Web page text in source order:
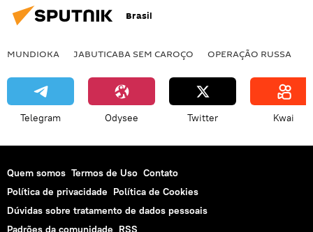
Brasil
MUNDIOKA JABUTICABA SEM CAROÇO OPERAÇÃO RUSSA
Telegram Odysee Twitter Kwai
Quem somos Termos de Uso Contato
Política de privacidade Política de Cookies
Dúvidas sobre tratamento de dados pessoais
Padrões da comunidade RSS